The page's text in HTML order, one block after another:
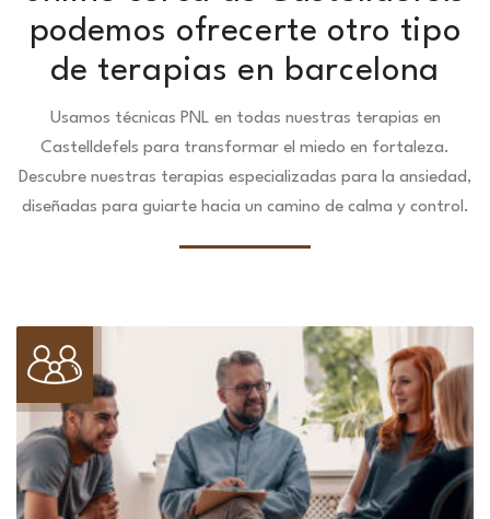
podemos ofrecerte otro tipo
de terapias en barcelona
Usamos técnicas PNL en todas nuestras terapias en
Castelldefels para transformar el miedo en fortaleza.
Descubre nuestras terapias especializadas para la ansiedad,
diseñadas para guiarte hacia un camino de calma y control.